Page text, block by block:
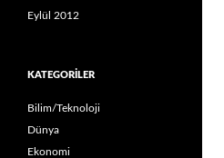
Eylül 2012
KATEGORILER
Bilim/Teknoloji
Dünya
Ekonomi